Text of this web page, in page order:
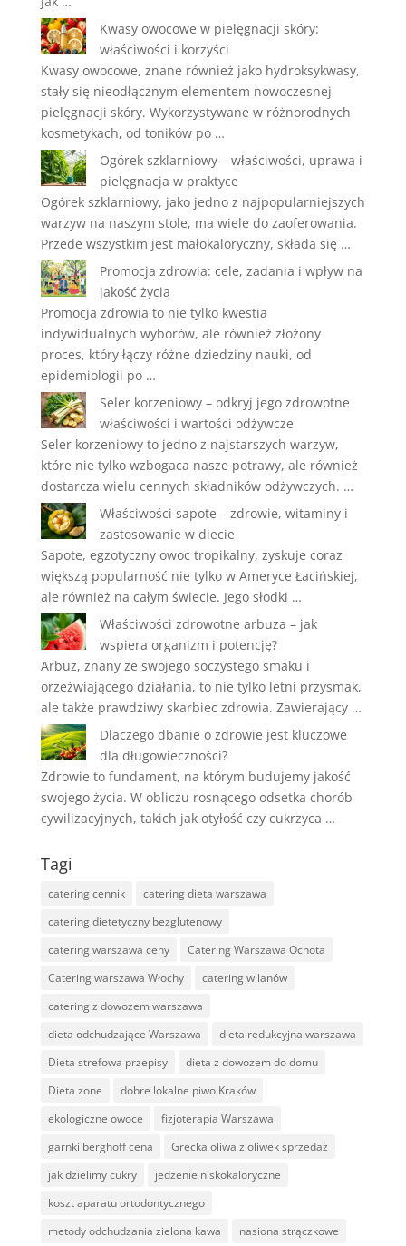
Kwasy owocowe w pielęgnacji skóry:
właściwości i korzyści
Kwasy owocowe, znane również jako hydroksykwasy,
stały się nieodłącznym elementem nowoczesnej
pielęgnacji skóry. Wykorzystywane w różnorodnych
kosmetykach, od toników po …
Ogórek szklarniowy – właściwości, uprawa i
pielęgnacja w praktyce
Ogórek szklarniowy, jako jedno z najpopularniejszych
warzyw na naszym stole, ma wiele do zaoferowania.
Przede wszystkim jest małokaloryczny, składa się …
Promocja zdrowia: cele, zadania i wpływ na
jakość życia
Promocja zdrowia to nie tylko kwestia
indywidualnych wyborów, ale również złożony
proces, który łączy różne dziedziny nauki, od
epidemiologii po …
Seler korzeniowy – odkryj jego zdrowotne
właściwości i wartości odżywcze
Seler korzeniowy to jedno z najstarszych warzyw,
które nie tylko wzbogaca nasze potrawy, ale również
dostarcza wielu cennych składników odżywczych. …
Właściwości sapote – zdrowie, witaminy i
zastosowanie w diecie
Sapote, egzotyczny owoc tropikalny, zyskuje coraz
większą popularność nie tylko w Ameryce Łacińskiej,
ale również na całym świecie. Jego słodki …
Właściwości zdrowotne arbuza – jak
wspiera organizm i potencję?
Arbuz, znany ze swojego soczystego smaku i
orzeźwiającego działania, to nie tylko letni przysmak,
ale także prawdziwy skarbiec zdrowia. Zawierający …
Dlaczego dbanie o zdrowie jest kluczowe
dla długowieczności?
Zdrowie to fundament, na którym budujemy jakość
swojego życia. W obliczu rosnącego odsetka chorób
cywilizacyjnych, takich jak otyłość czy cukrzyca …
Tagi
catering cennik
catering dieta warszawa
catering dietetyczny bezglutenowy
catering warszawa ceny
Catering Warszawa Ochota
Catering warszawa Włochy
catering wilanów
catering z dowozem warszawa
dieta odchudzające Warszawa
dieta redukcyjna warszawa
Dieta strefowa przepisy
dieta z dowozem do domu
Dieta zone
dobre lokalne piwo Kraków
ekologiczne owoce
fizjoterapia Warszawa
garnki berghoff cena
Grecka oliwa z oliwek sprzedaż
jak dzielimy cukry
jedzenie niskokaloryczne
koszt aparatu ortodontycznego
metody odchudzania zielona kawa
nasiona strączkowe